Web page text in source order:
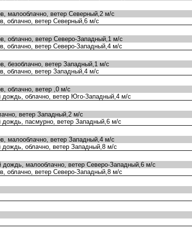
малооблачно, ветер Северный,2 м/с
облачно, ветер Северный,6 м/с
облачно, ветер Северо-Западный,1 м/с
облачно, ветер Северо-Западный,4 м/с
безоблачно, ветер Западный,1 м/с
облачно, ветер Западный,4 м/с
облачно, ветер ,0 м/с
облачно, ветер Юго-Западный,4 м/с
ветер Западный,2 м/с
пасмурно, ветер Западный,6 м/с
малооблачно, ветер Западный,4 м/с
облачно, ветер Западный,8 м/с
малооблачно, ветер Северо-Западный,6 м/с
облачно, ветер Северо-Западный,8 м/с